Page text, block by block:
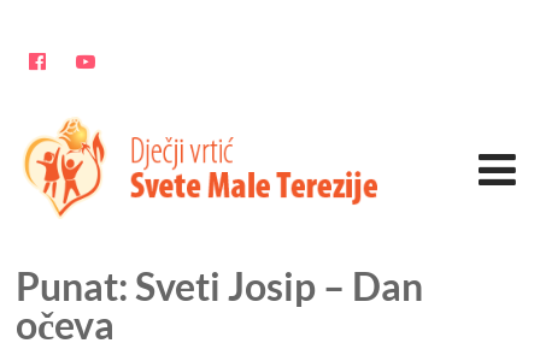
Punat: Sveti Josip – Dan
očeva